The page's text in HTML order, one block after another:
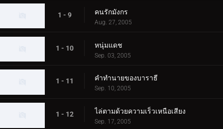
1 - 9 คนรักมังกร
Aug. 27, 2005
1 - 10 หนุ่มแดช
Sep. 03, 2005
1 - 11 คำทำนายของบาราธี
Sep. 10, 2005
1 - 12 ไล่ตามด้วยความเร็วเหนือเสียง
Sep. 17, 2005